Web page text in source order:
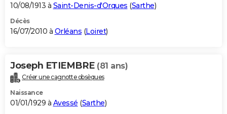
10/08/1913 à Saint-Denis-d'Orques (Sarthe)
Décès
16/07/2010 à Orléans (Loiret)
Joseph ETIEMBRE (81 ans)
Créer une cagnotte obsèques
Naissance
01/01/1929 à Avessé (Sarthe)